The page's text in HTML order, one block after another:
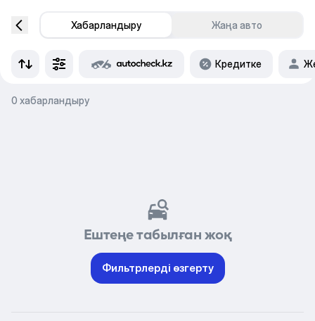
Хабарландыру Жаңа авто
Кредитке
0 хабарландыру
Ештеңе табылған жоқ
Фильтрлерді өзгерту